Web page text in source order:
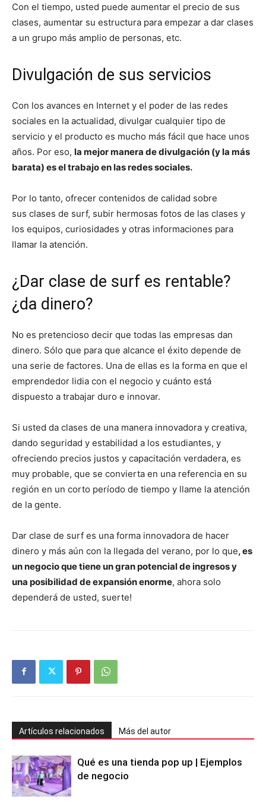
Con el tiempo, usted puede aumentar el precio de sus
clases, aumentar su estructura para empezar a dar clases
a un grupo más amplio de personas, etc.
Divulgación de sus servicios
Con los avances en Internet y el poder de las redes
sociales en la actualidad, divulgar cualquier tipo de
servicio y el producto es mucho más fácil que hace unos
años. Por eso, la mejor manera de divulgación (y la más
barata) es el trabajo en las redes sociales.
Por lo tanto, ofrecer contenidos de calidad sobre
sus clases de surf, subir hermosas fotos de las clases y
los equipos, curiosidades y otras informaciones para
llamar la atención.
¿Dar clase de surf es rentable?
¿da dinero?
No es pretencioso decir que todas las empresas dan
dinero. Sólo que para que alcance el éxito depende de
una serie de factores. Una de ellas es la forma en que el
emprendedor lidia con el negocio y cuánto está
dispuesto a trabajar duro e innovar.
Si usted da clases de una manera innovadora y creativa,
dando seguridad y estabilidad a los estudiantes, y
ofreciendo precios justos y capacitación verdadera, es
muy probable, que se convierta en una referencia en su
región en un corto período de tiempo y llame la atención
de la gente.
Dar clase de surf es una forma innovadora de hacer
dinero y más aún con la llegada del verano, por lo que, es
un negocio que tiene un gran potencial de ingresos y
una posibilidad de expansión enorme, ahora solo
dependerá de usted, suerte!
Artículos relacionados Más del autor
Qué es una tienda pop up | Ejemplos
de negocio